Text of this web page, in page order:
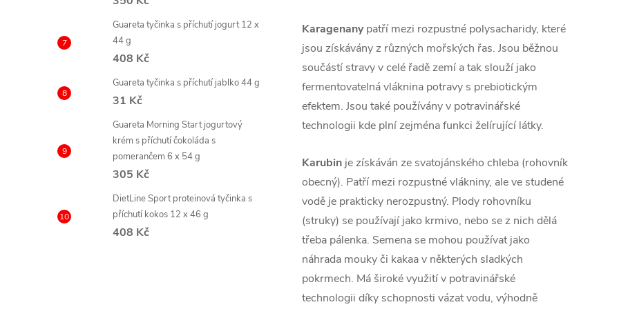
Guareta tyčinka s příchutí jogurt 12 x
44 g
408 Kč
Guareta tyčinka s příchutí jablko 44 g
31 Kč
Guareta Morning Start jogurtový
krém s příchutí čokoláda s
pomerančem 6 x 54 g
305 Kč
DietLine Sport proteinová tyčinka s
příchutí kokos 12 x 46 g
408 Kč
Karagenany patří mezi rozpustné polysacharidy, které
jsou získávány z různých mořských řas. Jsou běžnou
součástí stravy v celé řadě zemí a tak slouží jako
fermentovatelná vláknina potravy s prebiotickým
efektem. Jsou také používány v potravinářské
technologii kde plní zejména funkci želírující látky.
Karubin je získáván ze svatojánského chleba (rohovník
obecný). Patří mezi rozpustné vlákniny, ale ve studené
vodě je prakticky nerozpustný. Plody rohovníku
(struky) se používají jako krmivo, nebo se z nich dělá
třeba pálenka. Semena se mohou používat jako
náhrada mouky či kakaa v některých sladkých
pokrmech. Má široké využití v potravinářské
technologii díky schopnosti vázat vodu, výhodně